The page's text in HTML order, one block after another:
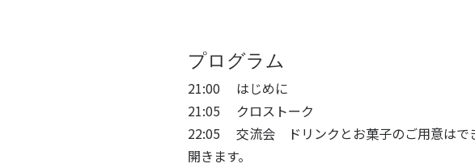
プログラム
21:00 はじめに​​
21:05 クロストーク
22:05 交流会
ドリンクとお菓子のご用意は
開きます。